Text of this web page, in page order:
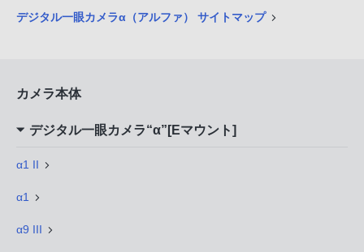
デジタル一眼カメラα（アルファ） サイトマップ
カメラ本体
デジタル一眼カメラ“α”[Eマウント]
α1 II
α1
α9 III